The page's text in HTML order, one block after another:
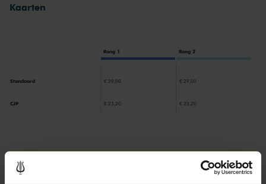
Kaarten
Rang 1 Rang 2
Standaard € 29,00 € 29,00
CJP € 23,20 € 23,20
Als deelnemer van de VriendenLoterij bestelt u voor dit concert
kaarten met 50% korting.